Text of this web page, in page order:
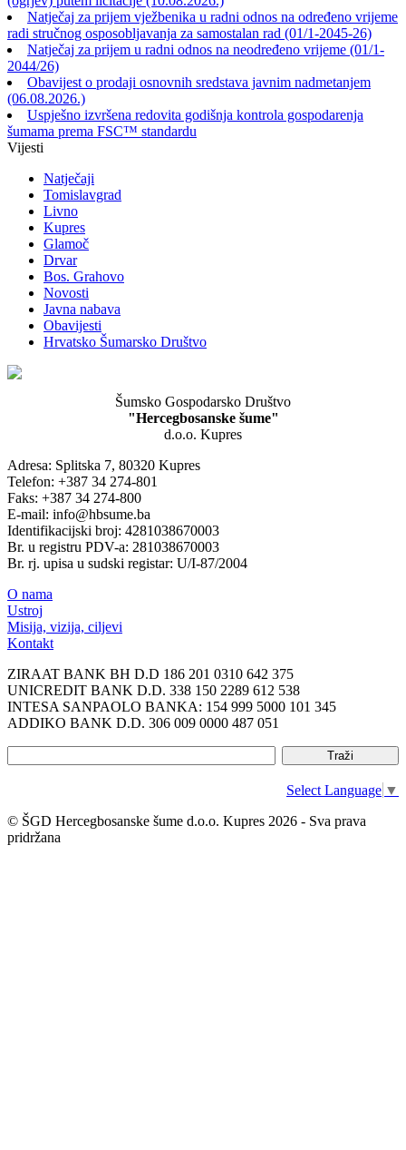
Natječaj za prijem vježbenika u radni odnos na određeno vrijeme
radi stručnog osposobljavanja za samostalan rad (01/1-2045-26)
Natječaj za prijem u radni odnos na neodređeno vrijeme (01/1-
2044/26)
Obavijest o prodaji osnovnih sredstava javnim nadmetanjem
(06.08.2026.)
Uspješno izvršena redovita godišnja kontrola gospodarenja
šumama prema FSC™ standardu
Vijesti
Natječaji
Tomislavgrad
Livno
Kupres
Glamoč
Drvar
Bos. Grahovo
Novosti
Javna nabava
Obavijesti
Hrvatsko Šumarsko Društvo
Šumsko Gospodarsko Društvo
"Hercegbosanske šume"
d.o.o. Kupres
Adresa: Splitska 7, 80320 Kupres
Telefon: +387 34 274-801
Faks: +387 34 274-800
E-mail: info@hbsume.ba
Identifikacijski broj: 4281038670003
Br. u registru PDV-a: 281038670003
Br. rj. upisa u sudski registar: U/I-87/2004
O nama
Ustroj
Misija, vizija, ciljevi
Kontakt
ZIRAAT BANK BH D.D 186 201 0310 642 375
UNICREDIT BANK D.D. 338 150 2289 612 538
INTESA SANPAOLO BANKA: 154 999 5000 101 345
ADDIKO BANK D.D. 306 009 0000 487 051
Select Language ▼
© ŠGD Hercegbosanske šume d.o.o. Kupres 2026 - Sva prava
pridržana